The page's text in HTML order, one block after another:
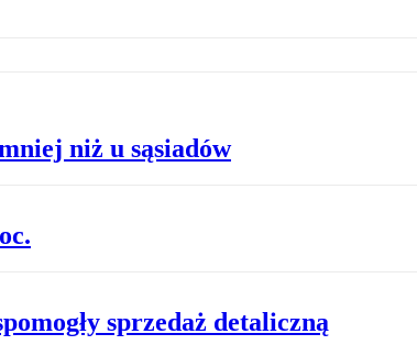
niż u sąsiadów
sprzedaż detaliczną